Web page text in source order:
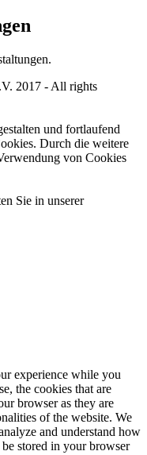
2017 - All rights
und fortlaufend
Durch die weitere
von Cookies
Sie in unserer
experience while you
the cookies that are
browser as they are
of the website. We
and understand how
stored in your browser